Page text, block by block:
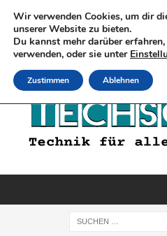
Wir verwenden Cookies, um dir
unserer Website zu bieten.
Du kannst mehr darüber
verwenden, oder sie unter
Zustimmen Ablehnen